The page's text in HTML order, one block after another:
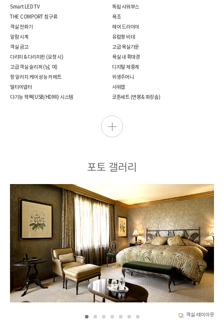
Smart LED TV
THE COMPORT 침구류
객실 전화기
알람 시계
객실 금고
다리미 & 다리미판 (요청 시)
고급 객실 슬리퍼 (남, 여)
항 알러지 케어 성능 카페트
멀티어댑터
다기능 잭팩(USB/HDMI) 시스템
옷걸이
비상용품 (손전등, 마스크)
독립 샤워부스
욕조
헤어 드라이어
유럽형 비데
고급 욕실가운
욕실 내 확대경
디지털 체중계
위생주머니
샤워캡
코튼세트 (면봉 & 화장솜)
바느질 세트
핸드 타월
페이스 타월
최고급 대리석 SPA욕조
미니바
냉장고
네스프레소 머신
네스프레소 캡슐 (1일 3개 무료)
무선 전기주전자
무료 생수 (1일 2병)
무료 티, 커피
물컵, 찻잔
와인잔
서비스
고객 짐 보관 및 공항 배송 서비스 (유료)
무료 초고속 인터넷 랜선 및 Wi-Fi
24시간 IT 버틀러
24시간 룸서비스
익스프레스 체크아웃 서비스
횟수 제한 없이 신속한 객실 청소 서비스
모닝콜 서비스
주요 산책 지도 (생수 1병 & 타올)
턴다운 서비스
포토 갤러리
객실 레이아웃